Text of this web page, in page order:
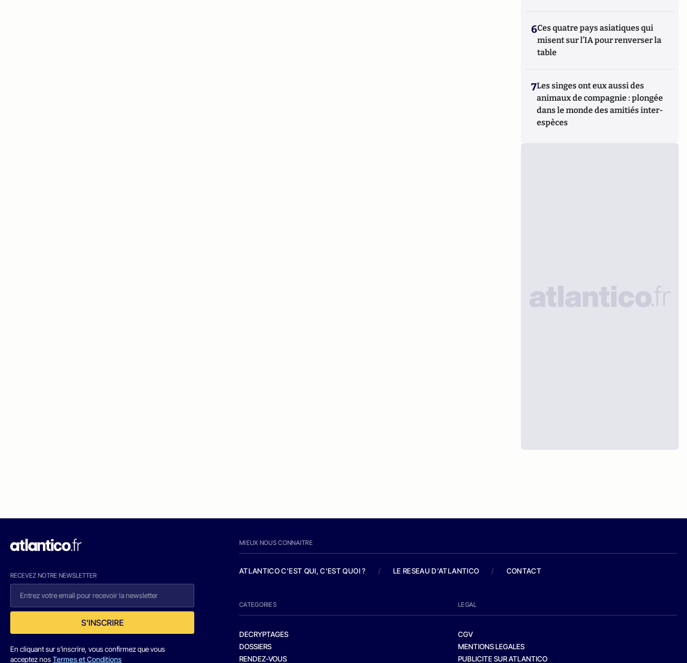
6Ces quatre pays asiatiques qui
misent sur l’IA pour renverser la
table
7Les singes ont eux aussi des
animaux de compagnie : plongée
dans le monde des amitiés inter-
espèces
RECEVEZ NOTRE NEWSLETTER
S'INSCRIRE
En cliquant sur s'inscrire, vous confirmez que vous
acceptez nosTermes et Conditions
MIEUX NOUS CONNAITRE
ATLANTICO C'EST QUI, C'EST QUOI ? / LE RESEAU D'ATLANTICO / CONTACT
CATEGORIES
DECRYPTAGES
DOSSIERS
RENDEZ-VOUS
LEGAL
CGV
MENTIONS LEGALES
PUBLICITE SUR ATLANTICO